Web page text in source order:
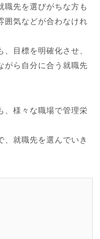
職先を選びがちな方も
囲気などが合わなけれ
目標を明確化させ、
がら自分に合う就職先
、様々な職場で管理栄
、就職先を選んでいき